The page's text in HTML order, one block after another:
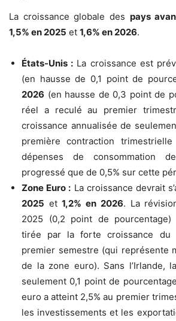
La croissance globale des pays
1,5% en 2025 et 1,6% en 2026.
États-Unis : La croissance est
(en hausse de 0,1 point de
2026 (en hausse de 0,3 point de
réel a reculé au premier
croissance annualisée de
première contraction
dépenses de consommation
progressé que de 0,5% sur cette
Zone Euro : La croissance devrait
2025 et1,2% en 2026. La
2025 (0,2 point de pourcentage)
tirée par la forte croissance du
premier semestre (qui représente
de la zone euro). Sans l’Irlande,
seulement 0,1 point de
euro a atteint 2,5% au premier
les investissements et les